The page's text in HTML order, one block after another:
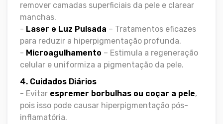
remover camadas superficiais da pele e clarear
manchas.
- Laser e Luz Pulsada – Tratamentos eficazes
para reduzir a hiperpigmentação profunda.
- Microagulhamento – Estimula a regeneração
celular e uniformiza a pigmentação da pele.
4. Cuidados Diários
- Evitar espremer borbulhas ou coçar a pele,
pois isso pode causar hiperpigmentação pós-
inflamatória.